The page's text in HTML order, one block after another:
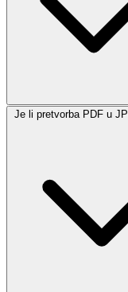
Je li pretvorba PDF u